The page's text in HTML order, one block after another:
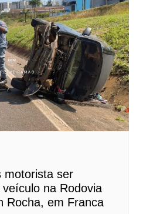
motorista ser
na Rodovia
Rocha, em Franca